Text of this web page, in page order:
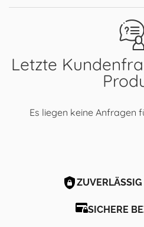
Letzte
Es liegen keine Anfragen
SICHERE